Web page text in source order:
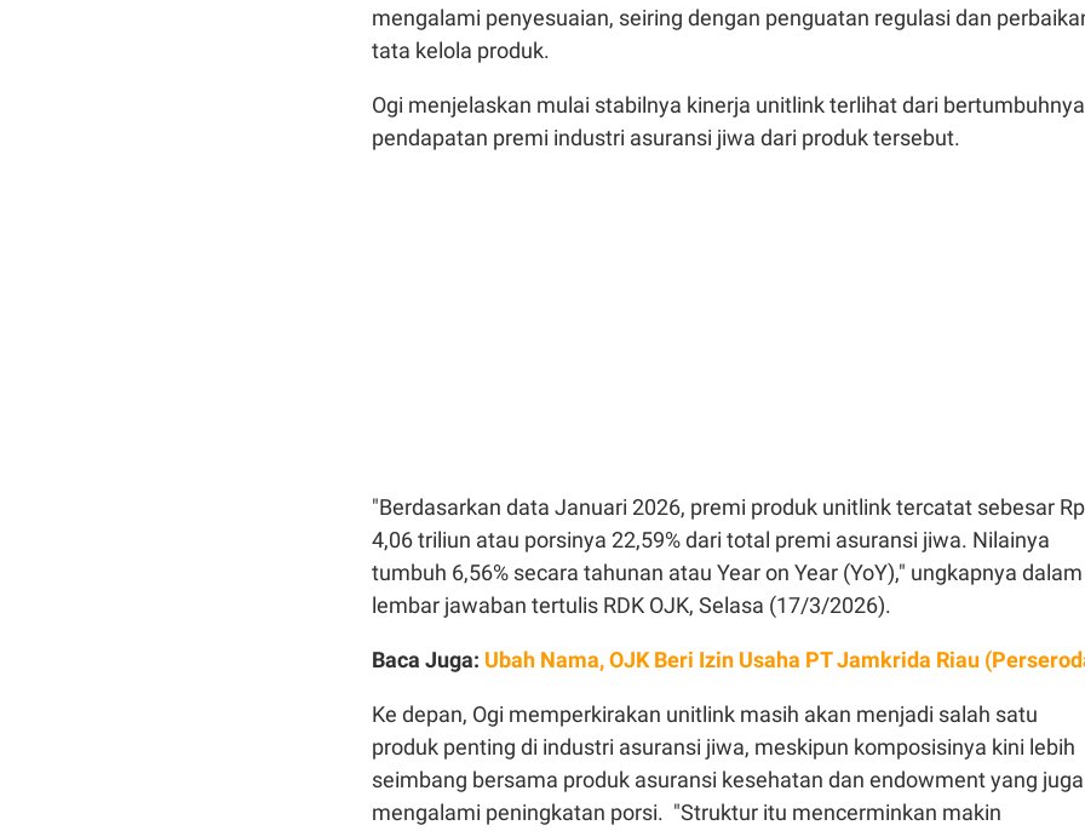
mengalami penyesuaian, seiring dengan penguatan regulasi dan
tata kelola produk.
Ogi menjelaskan mulai stabilnya kinerja unitlink terlihat dari bertumbuhnya
pendapatan premi industri asuransi jiwa dari produk tersebut.
"Berdasarkan data Januari 2026, premi produk unitlink tercatat sebesar Rp
4,06 triliun atau porsinya 22,59% dari total premi asuransi jiwa. Nilainya
tumbuh 6,56% secara tahunan atau Year on Year (YoY)," ungkapnya dalam
lembar jawaban tertulis RDK OJK, Selasa (17/3/2026).
Baca Juga: Ubah Nama, OJK Beri Izin Usaha PT Jamkrida Riau
Ke depan, Ogi memperkirakan unitlink masih akan menjadi salah satu
produk penting di industri asuransi jiwa, meskipun komposisinya kini lebih
seimbang bersama produk asuransi kesehatan dan endowment yang juga
mengalami peningkatan porsi. "Struktur itu mencerminkan makin